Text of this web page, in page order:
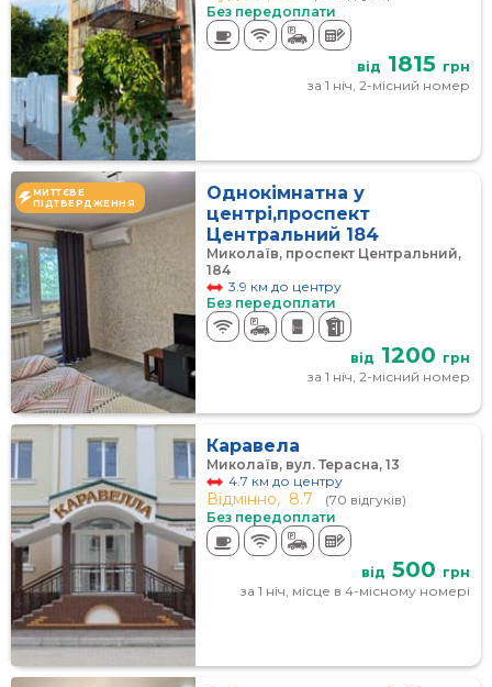
Без передоплати
від 1815 грн
за 1 ніч, 2-місний номер
МИТТЄВЕ
ПІДТВЕРДЖЕННЯ
Однокімнатна у
центрі,проспект
Центральний 184
Миколаїв, проспект Центральний,
184
3.9 км до центру
Без передоплати
від 1200 грн
за 1 ніч, 2-місний номер
Каравела
Миколаїв, вул. Терасна, 13
4.7 км до центру
Відмінно, 8.7
(70 відгуків)
Без передоплати
від 500 грн
за 1 ніч, місце в 4-місному номері